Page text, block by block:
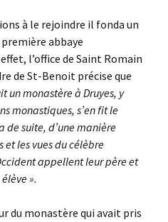
à le rejoindre il fonda un
abbaye
effet, l’office de Saint Romain
de St-Benoit précise que
un monastère à Druyes, y
monastiques, s’en fit le
suite, d’une manière
les vues du célèbre
appellent leur père et
».
du monastère qui avait pris